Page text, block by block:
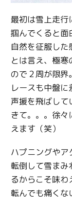
最初は雪上走行
掴んでくると面
自然を征服した
とは言え、極
ので２周が限界。
レースも中盤
声援を飛ばして
きて。。。徐
えます（笑）
ハプニングやア
転倒して雪ま
るからこそ味わ
転んでも痛くな